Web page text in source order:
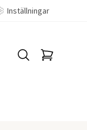
Inställningar